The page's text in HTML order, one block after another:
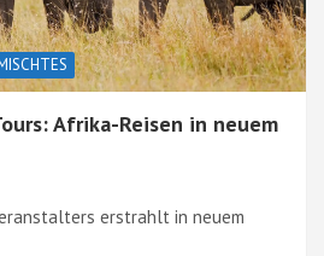
Afrika-Reisen in neuem
erstrahlt in neuem